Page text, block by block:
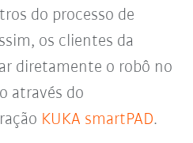
do processo de
os clientes da
diretamente o robô no
através do
KUKA smartPAD.